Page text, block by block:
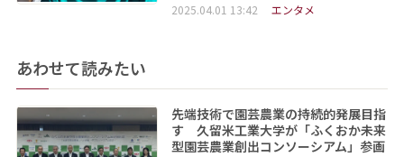
2025.04.01 13:42 エンタメ
あわせて読みたい
先端技術で園芸農業の持続的発展目指
す 久留米工業大学が「ふくおか未来
型園芸農業創出コンソーシアム」参画